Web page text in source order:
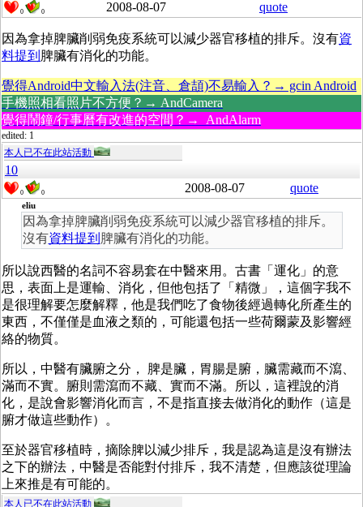
0 0 2008-08-07 quote
因為拿掉脾臟削弱免疫系統可以減少器官移植的排斥。沒有資
料提到 脾臟有消化的功能。
覺得Android中文輸入法(注音、倉頡)不易輸入？→ gcin Android
手機照相看照片不方便？→ AndCamera
覺得鬧鐘/行事曆有改進的空間？→ AndAlarm
edited: 1
本人已不在此站活動
10
0 0 2008-08-07 quote
eliu
因為拿掉脾臟削弱免疫系統可以減少器官移植的排斥。
沒有資料提到 脾臟有消化的功能。
所以說西醫的名詞不容易套在中醫來用。古書「運化」的意
思，表面上是運輸、消化，但他包括了「精微」，這個字我不
是很理解要怎麼解釋，他是我們吃了食物後經過轉化所產生的
東西，不僅僅是血液之類的，可能還包括一些荷爾蒙及影響經
絡的物質。
所以，中醫有臟腑之分， 脾是臟，胃腸是腑，臟需藏而不瀉、
滿而不實。腑則需瀉而不藏、實而不滿。所以，這裡說的消
化，是說會影響消化而言，不是指直接去做消化的動作（這是
腑才做這些動作）。
至於器官移植時，摘除脾以減少排斥，我是認為這是沒有辦法
之下的辦法，中醫是否能對付排斥，我不清楚，但應該從理論
上來推是有可能的。
本人已不在此站活動